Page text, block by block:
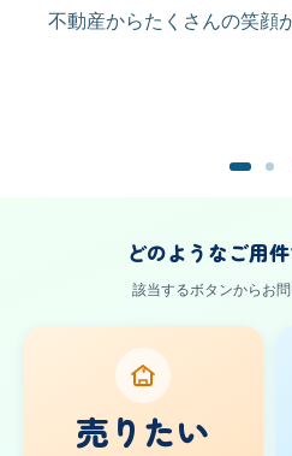
不動産からたくさんの笑顔
どのようなご用
該当するボタンからお
¥
売りたい